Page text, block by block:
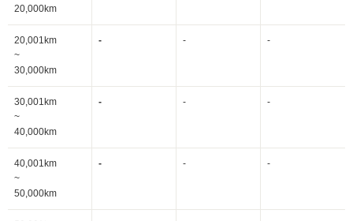
20,000km
20,001km
~
30,000km
- - -
30,001km
~
40,000km
- - -
40,001km
~
50,000km
- - -